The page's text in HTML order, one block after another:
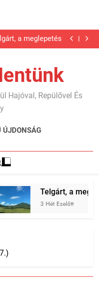
és egyéb csodák
a meglepetés
nyaraltunk?!
és egyéb csodák
a meglepetés
nyaraltunk?!
Karib…
Hajóval, Repülővel És
ÚJDONSÁG
Telgárt, a
3 Hét Ezelőtt